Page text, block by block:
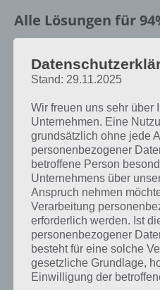
Alle Lösungen für
Reihenfolge bei jedem Spieler
exakte Level anzeigen, weshalb
Antworten findest!
Weitere
gesucht?
kannst du mit
schnell die
Lösungen der
Stand: 29.11.2025
Wir freuen uns sehr über
Unternehmen. Eine
grundsätzlich ohne jede
personenbezogener
betroffene Person
Unternehmens über
Anspruch nehmen
Verarbeitung
erforderlich werden. Ist
personenbezogener
besteht für eine solche
gesetzliche Grundlage,
Einwilligung der